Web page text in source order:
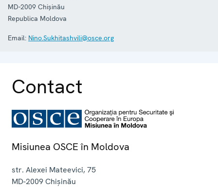
MD-2009 Chișinău
Republica Moldova
Email: Nino.Sukhitashvili@osce.org
Contact
Misiunea OSCE în Moldova
str. Alexei Mateevici, 75
MD-2009Chișinău